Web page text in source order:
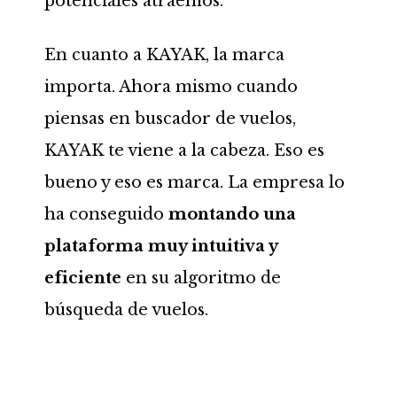
En cuanto a KAYAK, la marca
importa. Ahora mismo cuando
piensas en buscador de vuelos,
KAYAK te viene a la cabeza. Eso es
bueno y eso es marca. La empresa lo
ha conseguido montando una
plataforma muy intuitiva y
eficiente en su algoritmo de
búsqueda de vuelos.